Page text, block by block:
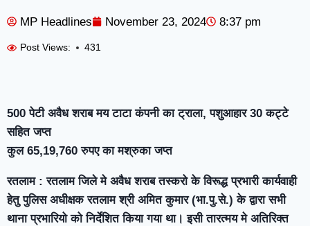
MP Headlines November 23, 2024 8:37 pm
Post Views: 431
500 पेटी अवैध शराब मय टाटा कंपनी का ट्राला, पशुआहार 30 कट्टे
सहित जप्त
कुल 65,19,760 रुपए का मश्रुका जप्त
रतलाम : रतलाम जिले मे अवैध शराब तस्करो के विरूद्ध प्रभारी कार्यवाही
हेतु पुलिस अधीक्षक रतलाम श्री अमित कुमार (भा.पु.से.) के द्वारा सभी
थाना प्रभारियो को निर्देशित किया गया था। इसी तारत्मय मे अतिरिक्त